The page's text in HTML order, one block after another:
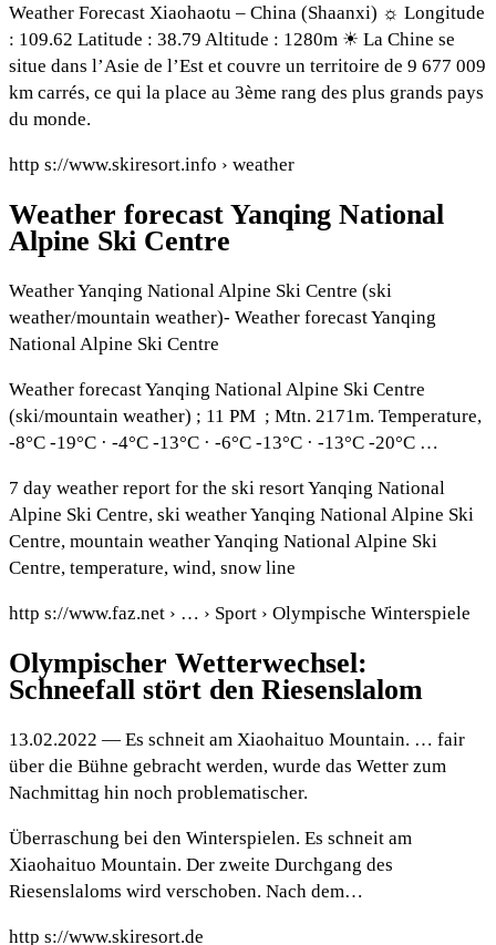
Weather Forecast Xiaohaotu – China (Shaanxi) ☼ Longitude
: 109.62 Latitude : 38.79 Altitude : 1280m ☀ La Chine se
situe dans l’Asie de l’Est et couvre un territoire de 9 677 009
km carrés, ce qui la place au 3ème rang des plus grands pays
du monde.
http s://www.skiresort.info › weather
Weather forecast Yanqing National
Alpine Ski Centre
Weather Yanqing National Alpine Ski Centre (ski
weather/mountain weather)- Weather forecast Yanqing
National Alpine Ski Centre
Weather forecast Yanqing National Alpine Ski Centre
(ski/mountain weather) ; 11 PM ​ ; Mtn. 2171m. Temperature,
-8°C -19°C · -4°C -13°C · -6°C -13°C · -13°C -20°C …
7 day weather report for the ski resort Yanqing National
Alpine Ski Centre, ski weather Yanqing National Alpine Ski
Centre, mountain weather Yanqing National Alpine Ski
Centre, temperature, wind, snow line
http s://www.faz.net › … › Sport › Olympische Winterspiele
Olympischer Wetterwechsel:
Schneefall stört den Riesenslalom
13.02.2022 — Es schneit am Xiaohaituo Mountain. … fair
über die Bühne gebracht werden, wurde das Wetter zum
Nachmittag hin noch problematischer.
Überraschung bei den Winterspielen. Es schneit am
Xiaohaituo Mountain. Der zweite Durchgang des
Riesenslaloms wird verschoben. Nach dem…
http s://www.skiresort.de